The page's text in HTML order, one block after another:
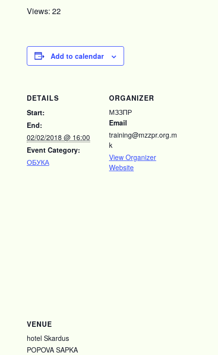
Views: 22
Add to calendar
DETAILS
Start:
End:
02/02/2018 @ 16:00
Event Category:
ОБУКА
ORGANIZER
МЗЗПР
Email
training@mzzpr.org.m
k
View Organizer
Website
VENUE
hotel Skardus
POPOVA SAPKA